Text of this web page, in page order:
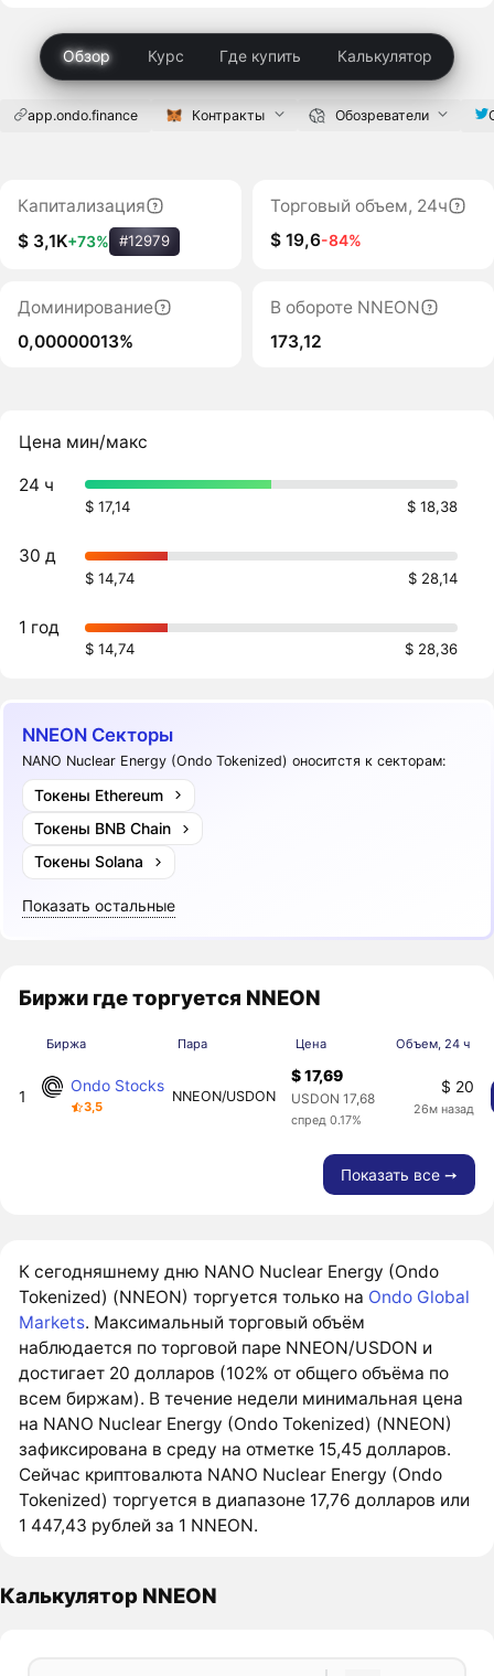
Обзор Курс Где купить Калькулятор
app.ondo.finance Контракты Обозреватели
Капитализация
$ 3,1K+73% #12979
Торговый объем, 24ч
$ 19,6-84%
Доминирование
0,00000013%
В обороте NNEON
173,12
Цена мин/макс
24 ч
$ 17,14 $ 18,38
30 д
$ 14,74 $ 28,14
1 год
$ 14,74 $ 28,36
NNEON Секторы
NANO Nuclear Energy (Ondo Tokenized) оноситстя к секторам:
Токены Ethereum
Токены BNB Chain
Токены Solana
Показать остальные
Биржи где торгуется NNEON
Биржа Пара Цена Объем, 24 ч
1
Ondo Stocks
3,5
NNEON/USDON
$ 17,69
USDON 17,68
спред 0.17%
$ 20
26м назад
Показать все ➙
К сегодняшнему дню NANO Nuclear Energy (Ondo
Tokenized) (NNEON) торгуется только на Ondo Global
Markets. Максимальный торговый объём
наблюдается по торговой паре NNEON/USDON и
достигает 20 долларов (102% от общего объёма по
всем биржам). В течение недели минимальная цена
на NANO Nuclear Energy (Ondo Tokenized) (NNEON)
зафиксирована в среду на отметке 15,45 долларов.
Сейчас криптовалюта NANO Nuclear Energy (Ondo
Tokenized) торгуется в диапазоне 17,76 долларов или
1 447,43 рублей за 1 NNEON.
Калькулятор NNEON